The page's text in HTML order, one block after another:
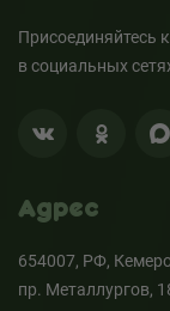
Присоединяйтесь
в социальных
Адрес
654007, РФ,
пр. Металлургов,